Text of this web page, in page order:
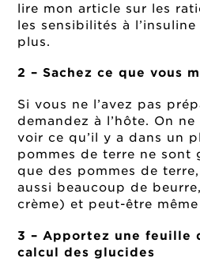
lire mon article sur les
les sensibilités à
plus.
2 – Sachez ce que vous
Si vous ne l’avez pas
demandez à l’hôte. On
voir ce qu’il y a dans un
pommes de terre ne sont
que des pommes de
aussi beaucoup de
crème) et peut-être
3 – Apportez une feuille
calcul des glucides